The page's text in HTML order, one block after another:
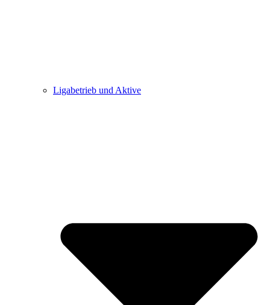
Ligabetrieb und Aktive